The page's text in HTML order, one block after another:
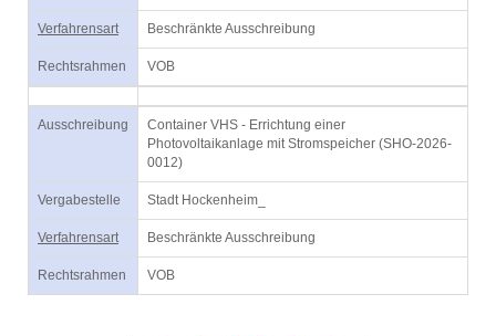
Verfahrensart Beschränkte Ausschreibung
Rechtsrahmen VOB
Ausschreibung
Container VHS - Errichtung einer
Photovoltaikanlage mit Stromspeicher (SHO-2026-
0012)
Vergabestelle Stadt Hockenheim_
Verfahrensart Beschränkte Ausschreibung
Rechtsrahmen VOB